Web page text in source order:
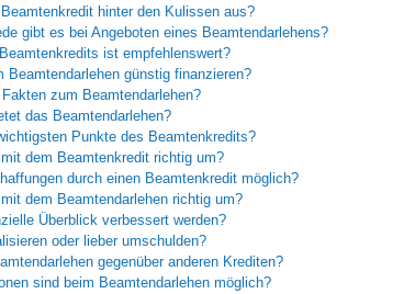
hinter den Kulissen aus?
gibt es bei Angeboten eines Beamtendarlehens?
ist empfehlenswert?
Beamtendarlehen günstig finanzieren?
zum Beamtendarlehen?
das Beamtendarlehen?
Punkte des Beamtenkredits?
dem Beamtenkredit richtig um?
durch einen Beamtenkredit möglich?
dem Beamtendarlehen richtig um?
Überblick verbessert werden?
oder lieber umschulden?
gegenüber anderen Krediten?
sind beim Beamtendarlehen möglich?